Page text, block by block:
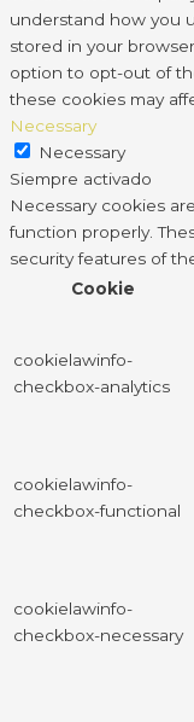
understand how you
stored in your
option to opt-out of
these cookies may
Necessary
Necessary
Siempre activado
Necessary cookies
function properly.
security features of
Cookie
cookielawinfo-
checkbox-analytics
cookielawinfo-
checkbox-functional
cookielawinfo-
checkbox-necessary